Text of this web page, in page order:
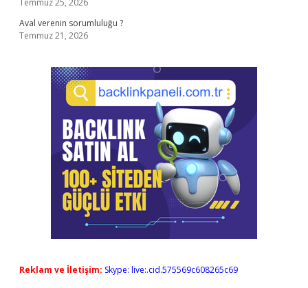
Temmuz 25, 2026
Aval verenin sorumluluğu ?
Temmuz 21, 2026
Reklam ve İletişim: Skype: live:.cid.575569c608265c69